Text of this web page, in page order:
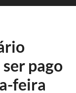
pago
feira